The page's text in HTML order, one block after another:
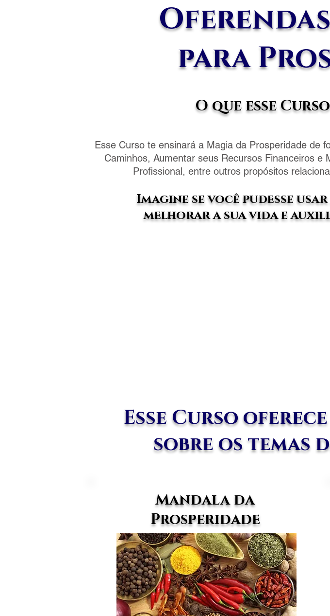
para
O que esse
Esse Curso te ensinará a Magia da Prosperidade de
Caminhos, Aumentar seus Recursos Financeiros
Profissional, entre outros propósitos
Imagine se você pudesse
melhorar a sua vida e
Esse Curso
sobre os temas
Mandala da
Prosperidade